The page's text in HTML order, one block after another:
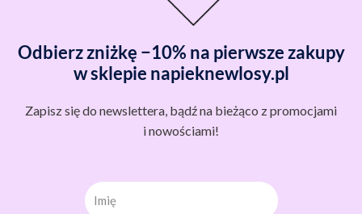
Odbierz zniżkę −10% na pierwsze zakupy
w sklepie napieknewlosy.pl
Zapisz się do newslettera, bądź na bieżąco z promocjami
i nowościami!
Imię